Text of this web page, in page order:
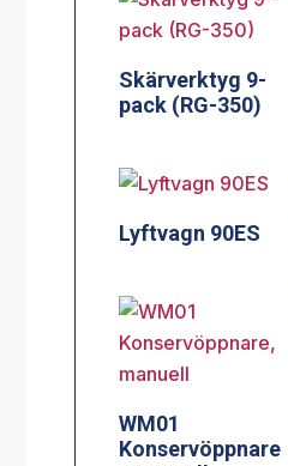
Skärverktyg 9-
pack (RG-350)
Lyftvagn 90ES
WM01
Konservöppnare